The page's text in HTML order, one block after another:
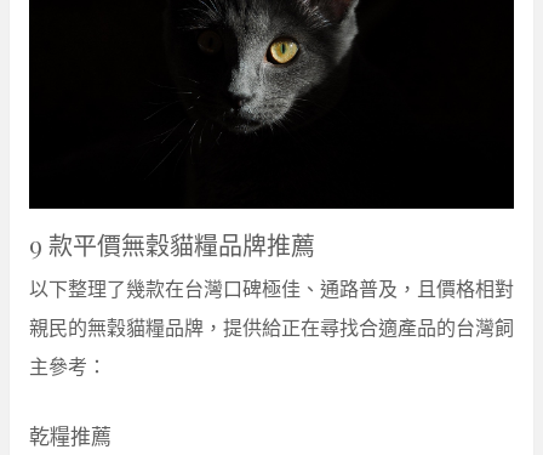
9 款平價無穀貓糧品牌推薦
以下整理了幾款在台灣口碑極佳、通路普及，且價格相對
親民的無穀貓糧品牌，提供給正在尋找合適產品的台灣飼
主參考：
乾糧推薦